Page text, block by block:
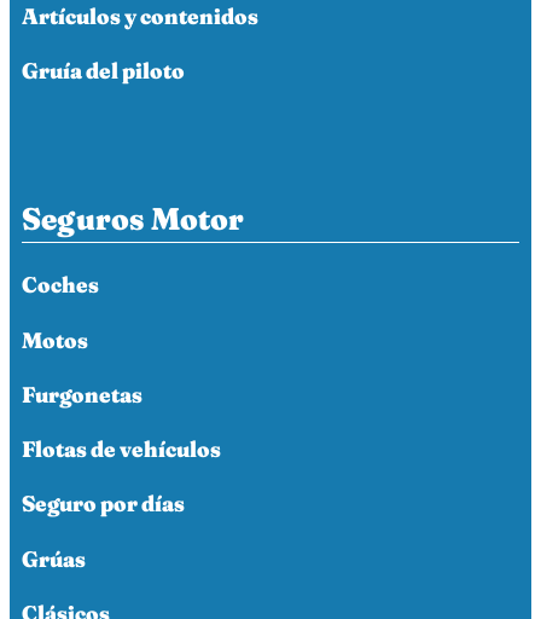
Artículos y contenidos
Gruía del piloto
Seguros Motor
Coches
Motos
Furgonetas
Flotas de vehículos
Seguro por días
Grúas
Clásicos